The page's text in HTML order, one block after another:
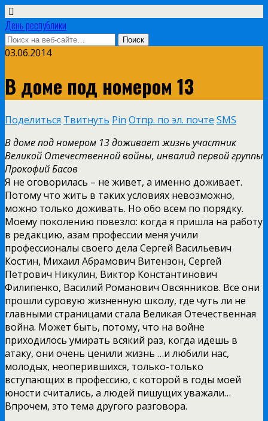
День республики
03.06.2014
В доме под номером 13
Поделиться Твитнуть Pin Отпр. по эл. почте SMS
В доме под номером 13 доживает жизнь участник
Великой Отечественной войны, инвалид первой группы
Прокофий Басов
Я не оговорилась – не живет, а именно доживает.
Потому что жить в таких условиях невозможно,
можно только доживать. Но обо всем по порядку.
Моему поколению повезло: когда я пришла на работу
в редакцию, азам профессии меня учили
профессионалы своего дела Сергей Васильевич
Костин, Михаил Абрамович Витензон, Сергей
Петрович Никулин, Виктор Константинович
Филипенко, Василий Романович Овсянников. Все они
прошли суровую жизненную школу, где чуть ли не
главными страницами стала Великая Отечественная
война. Может быть, потому, что на войне
приходилось умирать всякий раз, когда идешь в
атаку, они очень ценили жизнь …и любили нас,
молодых, неоперившихся, только-только
вступающих в профессию, с которой в годы моей
юности считались, а людей пишущих уважали…
Впрочем, это тема другого разговора.